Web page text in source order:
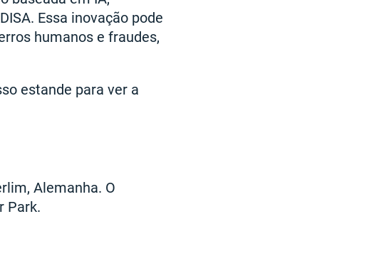
Essa inovação pode
humanos e fraudes,
estande para ver a
Alemanha. O
Park.